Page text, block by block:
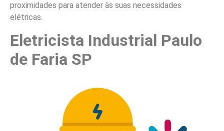
proximidades para atender às suas necessidades
elétricas.
Eletricista Industrial Paulo
de Faria SP